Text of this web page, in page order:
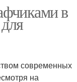
в
современных
на